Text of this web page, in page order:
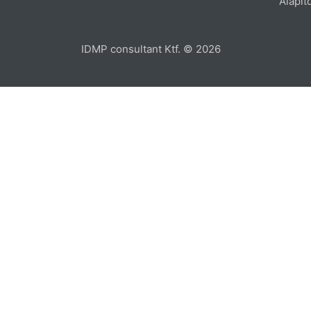
IDMP consultant Ktf. © 2026